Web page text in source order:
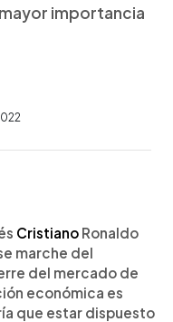
importancia
Cristiano Ronaldo
marche del
del mercado de
económica es
que estar dispuesto